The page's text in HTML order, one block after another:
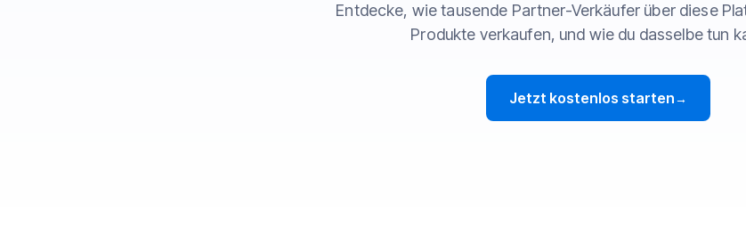
Entdecke, wie tausende Partner-Verkäufer über diese
Produkte verkaufen, und wie du dasselbe tun
Jetzt kostenlos starten→